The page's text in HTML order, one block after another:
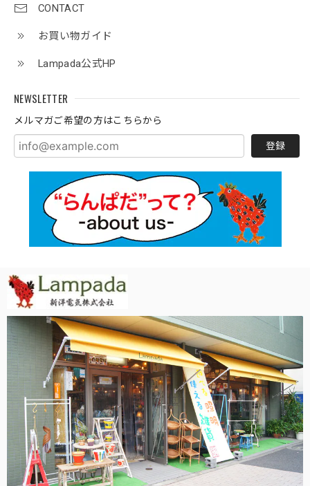
CONTACT
お買い物ガイド
Lampada公式HP
NEWSLETTER
メルマガご希望の方はこちらから
登録